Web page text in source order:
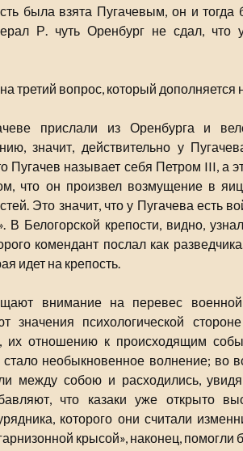
была взята Пугачевым, он и
Р. чуть Оренбург не сдал, что
третий вопрос, который
прислали из Оренбурга и
значит, действительно у
Пугачев называет себя Петром III, а
что он произвел возмущение в
Это значит, что у Пугачева есть
В Белогорской крепости, видно,
комендант послал как
идет на крепость.
внимание на перевес
значения психологической
их отношению к происходящим
необыкновенное волнение; во
между собою и расходились,
что казаки уже открыто
которого они считали
крысой», наконец,